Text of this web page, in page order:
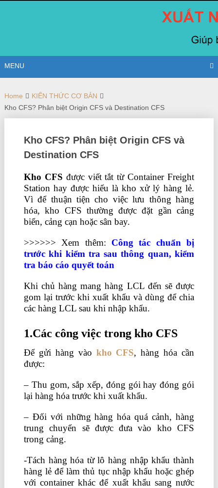
MENU
Home
KIẾN THỨC CƠ BẢN
Kho CFS? Phân biệt Origin CFS và Destination CFS
Kho CFS? Phân biệt Origin CFS và
Destination CFS
Kho CFS được viết tắt từ Container Freight
Station hay được hiểu là kho xử lý hàng lẻ.
Vì để thuận tiện cho việc lưu thông hàng
hóa, kho CFS thường được đặt gần cảng
biển, cảng cạn hoặc sân bay.
>>>>>> Xem thêm: Công tác chuẩn bị
trước khi kiểm tra sau thông quan, kiểm
tra báo cáo quyết toán
Khi chủ hàng mang hàng LCL đến sẽ được
gom lại trước khi xuất khẩu và dùng để chia
các hàng LCL sau khi nhập khẩu.
1.Các công việc trong kho CFS
Để gửi hàng vào kho CFS, hàng hóa cần
được:
– Thu gom, sắp xếp, đóng gói hay đóng gói
lại hàng hóa trước khi xuất khẩu.
– Đối với những hàng hóa quá cảnh, hàng
trung chuyển sẽ được đưa vào kho CFS
trong cảng.
-Tách hàng hóa từ lô hàng nhập khẩu thành
hàng lẻ để làm thủ tục nhập khẩu hoặc ghép
với container khác để xuất khẩu sang nước